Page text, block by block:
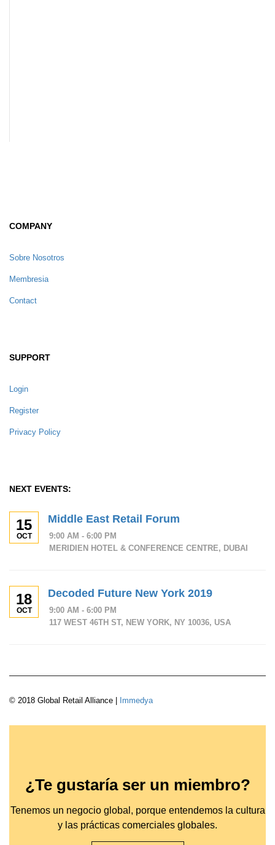
COMPANY
Sobre Nosotros
Membresia
Contact
SUPPORT
Login
Register
Privacy Policy
NEXT EVENTS:
15
OCT
Middle East Retail Forum
9:00 AM - 6:00 PM
MERIDIEN HOTEL & CONFERENCE CENTRE, DUBAI
18
OCT
Decoded Future New York 2019
9:00 AM - 6:00 PM
117 WEST 46TH ST, NEW YORK, NY 10036, USA
© 2018 Global Retail Alliance | Immedya
¿Te gustaría ser un miembro?
Tenemos un negocio global, porque entendemos la cultura
y las prácticas comerciales globales.